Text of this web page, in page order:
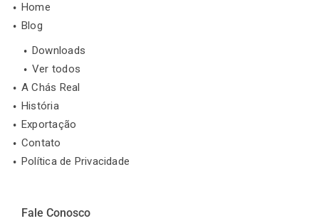
Home
Blog
Downloads
Ver todos
A Chás Real
História
Exportação
Contato
Política de Privacidade
Fale Conosco